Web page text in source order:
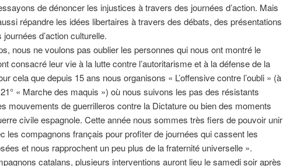
de dénoncer les injustices à travers des journées d’action. Mais
répandre les idées libertaires à travers des débats, des présentations
d’action culturelle.
nous ne voulons pas oublier les personnes qui nous ont montré le
consacré leur vie à la lutte contre l’autoritarisme et à la défense de la
cela que depuis 15 ans nous organisons « L’offensive contre l’oubli » (à
21° « Marche des maquis ») où nous suivons les pas des résistants
mouvements de guerrilleros contre la Dictature ou bien des moments
civile espagnole. Cette année nous sommes très fiers de pouvoir unir
les compagnons français pour profiter de journées qui cassent les
et nous rapprochent un peu plus de la fraternité universelle ».
catalans, plusieurs interventions auront lieu le samedi soir après